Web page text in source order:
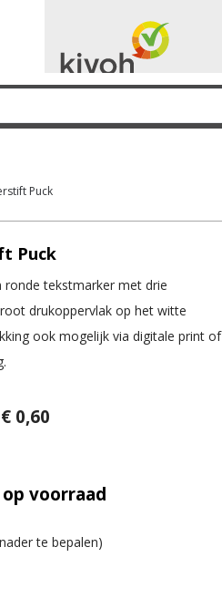
Puck
Puck
ronde tekstmarker met drie
drukoppervlak op het witte
ook mogelijk via digitale print of
0,60
voorraad